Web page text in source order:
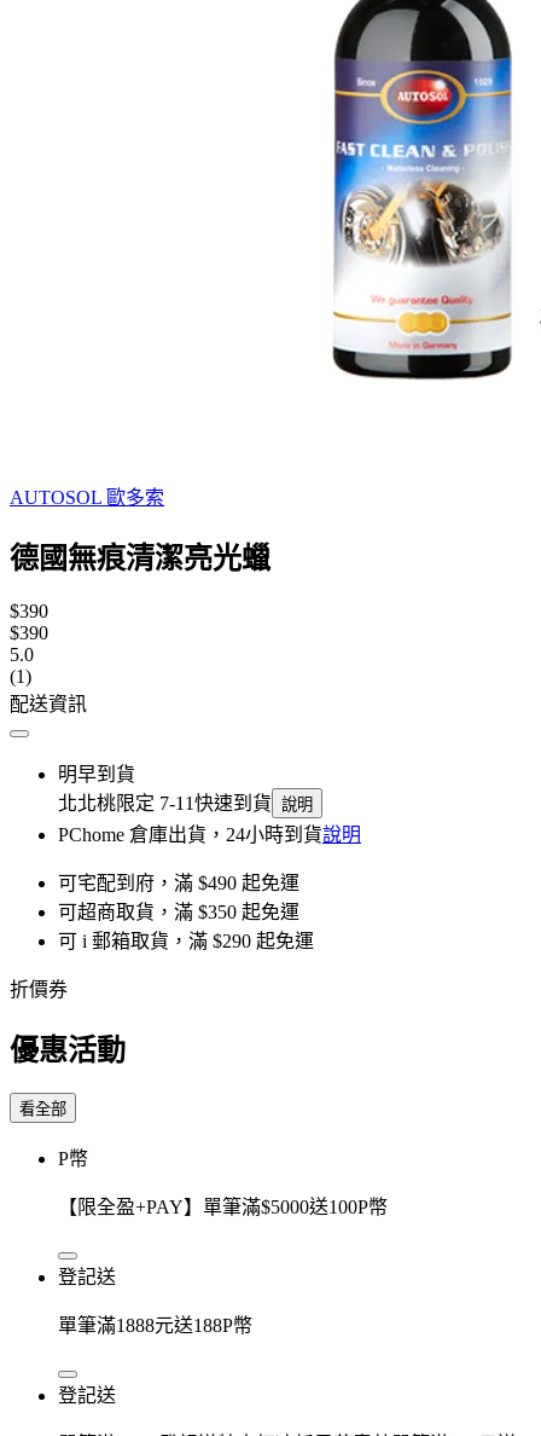
AUTOSOL 歐多索
德國無痕清潔亮光蠟
$390
$390
5.0
(1)
配送資訊
明早到貨
北北桃限定 7-11快速到貨 說明
PChome 倉庫出貨，24小時到貨說明
可宅配到府，滿 $490 起免運
可超商取貨，滿 $350 起免運
可 i 郵箱取貨，滿 $290 起免運
折價券
優惠活動
看全部
P幣
【限全盈+PAY】單筆滿$5000送100P幣
登記送
單筆滿1888元送188P幣
登記送